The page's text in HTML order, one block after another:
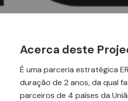
Acerca deste
É uma parceria estratégica
duração de 2 anos, da qual
parceiros de 4 países da